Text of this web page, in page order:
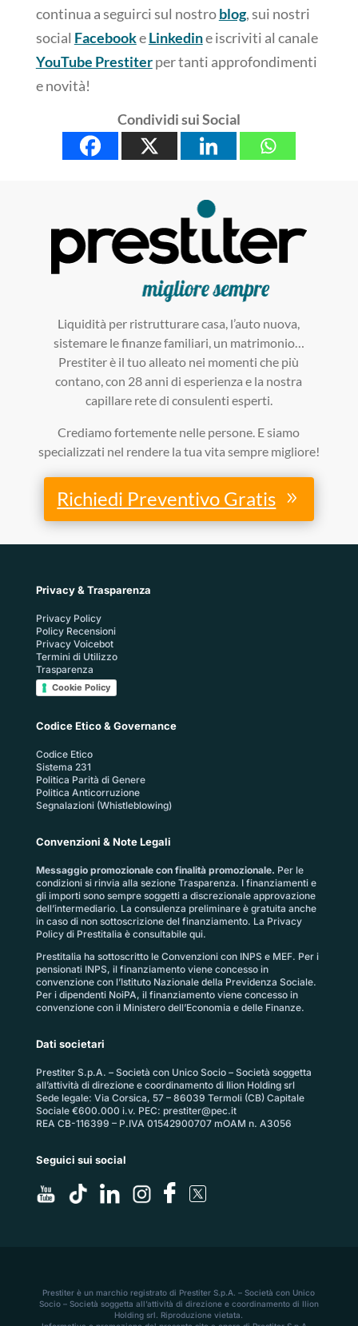
continua a seguirci sul nostroblog, sui nostri
social FacebookeLinkedine iscriviti al canale
YouTube Prestiterper tanti approfondimenti
e novità!
Condividi sui Social
Liquidità per ristrutturare casa, l’auto nuova,
sistemare le finanze familiari, un matrimonio…
Prestiter è il tuo alleato nei momenti che più
contano, con 28 anni di esperienza e la nostra
capillare rete di consulenti esperti.
Crediamo fortemente nelle persone. E siamo
specializzati nel rendere la tua vita sempre migliore!
Richiedi Preventivo Gratis
Privacy & Trasparenza
Privacy Policy
Policy Recensioni
Privacy Voicebot
Termini di Utilizzo
Trasparenza
Cookie Policy
Codice Etico & Governance
Codice Etico
Sistema 231
Politica Parità di Genere
Politica Anticorruzione
Segnalazioni (Whistleblowing)
Convenzioni & Note Legali
Messaggio promozionale con finalità promozionale. Per le
condizioni si rinvia alla sezione Trasparenza. I finanziamenti e
gli importi sono sempre soggetti a discrezionale approvazione
dell’intermediario. La consulenza preliminare è gratuita anche
in caso di non sottoscrizione del finanziamento. La Privacy
Policy di Prestitalia è consultabile qui.
Prestitalia ha sottoscritto le Convenzioni con INPS e MEF. Per i
pensionati INPS, il finanziamento viene concesso in
convenzione con l’Istituto Nazionale della Previdenza Sociale.
Per i dipendenti NoiPA, il finanziamento viene concesso in
convenzione con il Ministero dell’Economia e delle Finanze.
Dati societari
Prestiter S.p.A. – Società con Unico Socio – Società soggetta
all’attività di direzione e coordinamento di Ilion Holding srl
Sede legale: Via Corsica, 57 – 86039 Termoli (CB) Capitale
Sociale €600.000 i.v. PEC: prestiter@pec.it
REA CB-116399 – P.IVA 01542900707 mOAM n. A3056
Seguici sui social
Prestiter è un marchio registrato di Prestiter S.p.A. – Società con Unico
Socio – Società soggetta all’attività di direzione e coordinamento di Ilion
Holding srl. Riproduzione vietata.